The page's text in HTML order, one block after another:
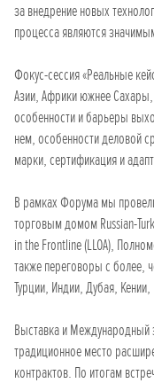
за внедрение новых
процесса являются
Фокус-сессия «Реальные
Азии, Африки южнее
особенности и барьеры
нем, особенности деловой
марки, сертификация и
В рамках Форума мы
торговым домом Russian-
in the Frontline (LLOA),
также переговоры с более,
Турции, Индии, Дубая, Кении,
Выставка и
традиционное место
контрактов. По итогам